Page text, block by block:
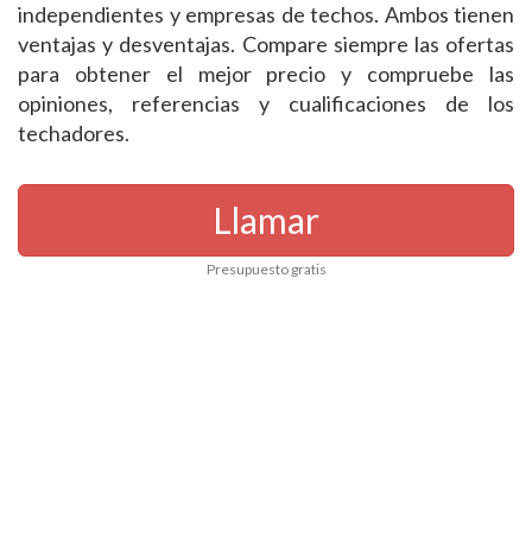
independientes y empresas de techos. Ambos tienen
ventajas y desventajas. Compare siempre las ofertas
para obtener el mejor precio y compruebe las
opiniones, referencias y cualificaciones de los
techadores.
Llamar
Presupuesto gratis